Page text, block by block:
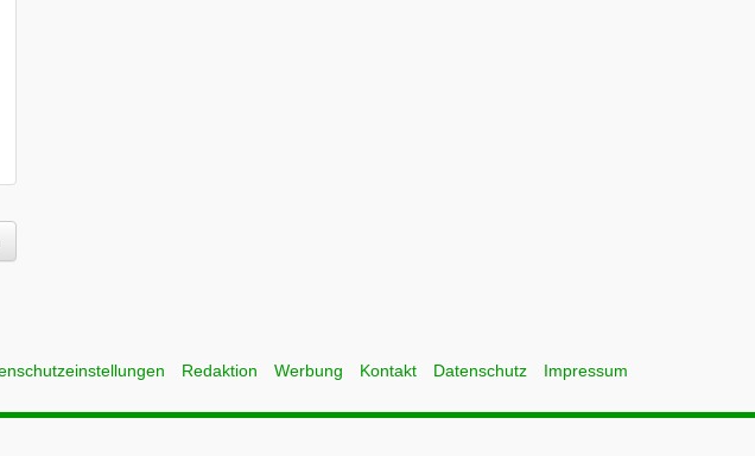
Redaktion Werbung Kontakt Datenschutz Impressum